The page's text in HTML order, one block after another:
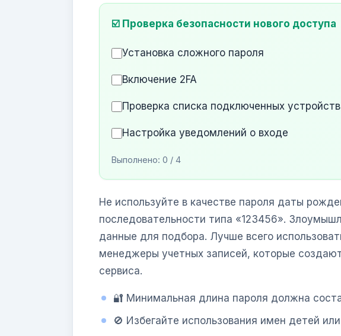
☑️ Проверка безопасности нового доступа
Установка сложного пароля
Включение 2FA
Проверка списка подключенных устройств
Настройка уведомлений о входе
Выполнено: 0 / 4
Не используйте в качестве пароля даты
последовательности типа «123456».
данные для подбора. Лучше всего
менеджеры учетных записей, которые
сервиса.
🔐 Минимальная длина пароля должна
🚫 Избегайте использования имен детей